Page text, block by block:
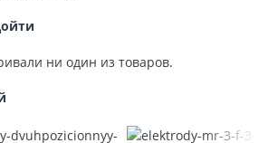
ни один из товаров.